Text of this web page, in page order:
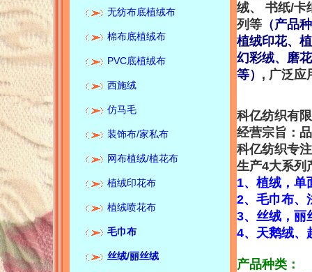
无纺布底植绒布
棉布底植绒布
PVC底植绒布
西施绒
仿马毛
装饰布/家私布
网布植绒/植花布
植绒印花布
植绒喷花布
毛巾布
丝绒/丽丝绒
绒、 书纸/卡
列等（产品
植绒印花、
幻彩绒、磨
等） , 广泛应
科亿纺织有
经营宗旨：
科亿纺织专
生产4大系列
1、植绒，单
2、毛巾布、
3、丝绒，丽
4、天鹅绒、
产品种类：